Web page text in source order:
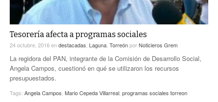
Tesorería afecta a programas sociales
24 octubre, 2016endestacadas Laguna TorreónporNoticieros Grem
La regidora del PAN, integrante de la Comisión de Desarrollo Social,
Angela Campos, cuestionó en qué se utilizaron los recursos
presupuestados.
Tags: Angela Campos Mario Cepeda Villarreal programas sociales torreon